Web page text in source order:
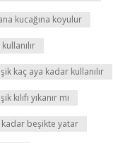
kucağına koyulur
kaç aya kadar kullanılır
kılıfı yıkanır mı
kadar beşikte yatar